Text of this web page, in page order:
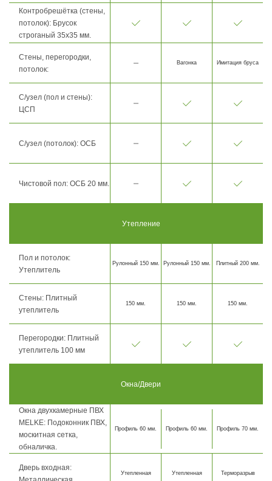
Контробрешётка (стены,
потолок): Брусок
строганый 35х35 мм.
Стены, перегородки,
потолок:
Вагонка Имитация бруса
С/узел (пол и стены):
ЦСП
С/узел (потолок): ОСБ
Чистовой пол: ОСБ 20 мм.
Утепление
Пол и потолок:
Утеплитель
Рулонный 150 мм. Рулонный 150 мм. Плитный 200 мм.
Стены: Плитный
утеплитель
150 мм. 150 мм. 150 мм.
Перегородки: Плитный
утеплитель 100 мм
Окна/Двери
Окна двухкамерные ПВХ
MELKE: Подоконник ПВХ,
москитная сетка,
обналичка.
Профиль 60 мм. Профиль 60 мм. Профиль 70 мм.
Дверь входная:
Утепленная Утепленная Терморазрыв